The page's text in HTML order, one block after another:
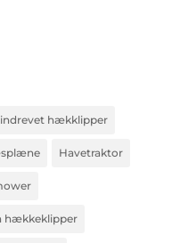
hækklipper
Havetraktor
hækkeklipper